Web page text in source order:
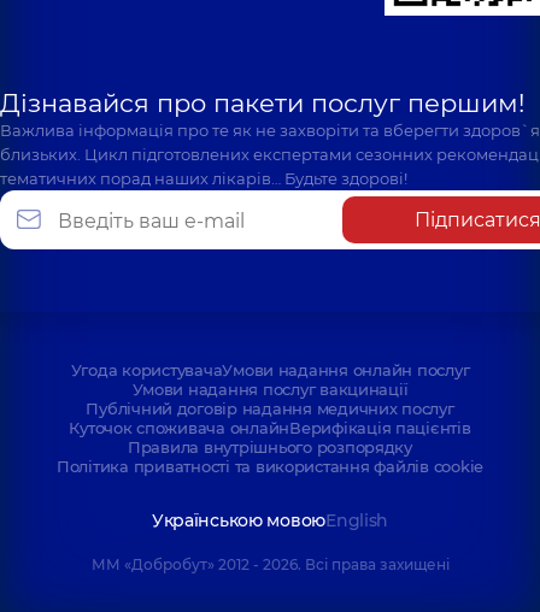
Дізнавайся про пакети послуг першим!
Важлива інформація про те як не захворіти та вберегти
близьких. Цикл підготовлених експертами сезонних
тематичних порад наших лікарів… Будьте здорові!
Підписатися
Угода користувачаУмови надання онлайн послуг
Умови надання послуг вакцинації
Публічний договір надання медичних послуг
Куточок споживача онлайнВерифікація пацієнтів
Правила внутрішнього розпорядку
Політика приватності та використання файлів cookie
Українською мовоюEnglish
ММ «Добробут» 2012 - 2026. Всі права захищені